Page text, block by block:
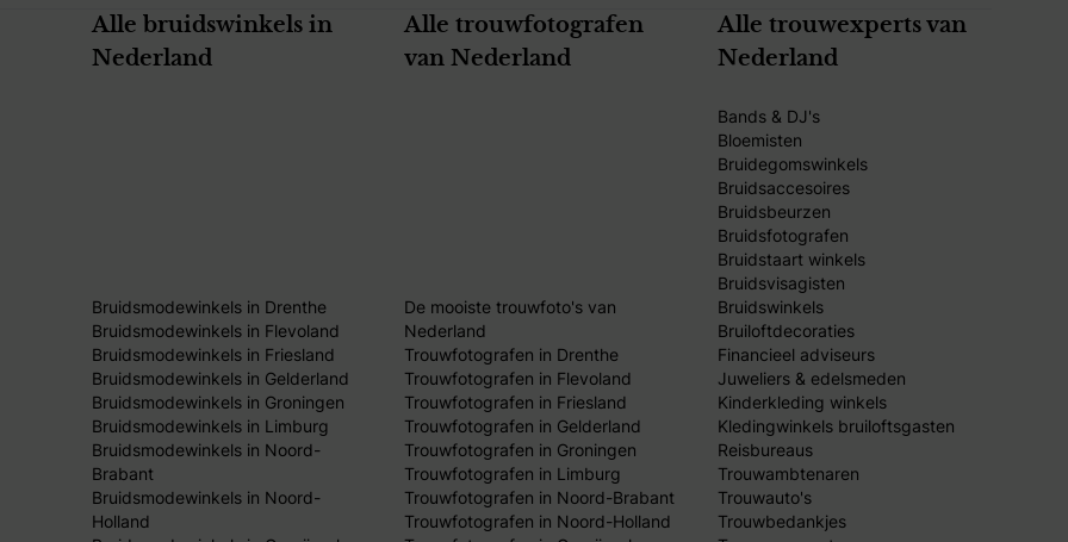
Alle bruidswinkels in
Nederland
Bruidsmodewinkels in Drenthe
Bruidsmodewinkels in Flevoland
Bruidsmodewinkels in Friesland
Bruidsmodewinkels in Gelderland
Bruidsmodewinkels in Groningen
Bruidsmodewinkels in Limburg
Bruidsmodewinkels in Noord-
Brabant
Bruidsmodewinkels in Noord-
Holland
Alle trouwfotografen
van Nederland
De mooiste trouwfoto's van
Nederland
Trouwfotografen in Drenthe
Trouwfotografen in Flevoland
Trouwfotografen in Friesland
Trouwfotografen in Gelderland
Trouwfotografen in Groningen
Trouwfotografen in Limburg
Trouwfotografen in Noord-Brabant
Trouwfotografen in Noord-Holland
Alle trouwexperts van
Nederland
Bands & DJ's
Bloemisten
Bruidegomswinkels
Bruidsaccesoires
Bruidsbeurzen
Bruidsfotografen
Bruidstaart winkels
Bruidsvisagisten
Bruidswinkels
Bruiloftdecoraties
Financieel adviseurs
Juweliers & edelsmeden
Kinderkleding winkels
Kledingwinkels bruiloftsgasten
Reisbureaus
Trouwambtenaren
Trouwauto's
Trouwbedankjes